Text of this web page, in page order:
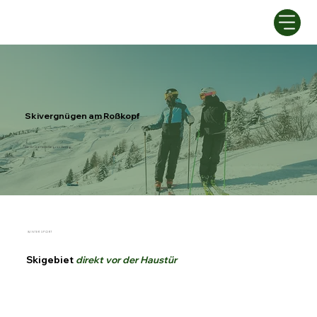
Skivergnügen am Roßkopf
Der Ski- und Freizeitberg von Sterzing
W I N T E R S P O R T
Skigebiet direkt vor der Haustür